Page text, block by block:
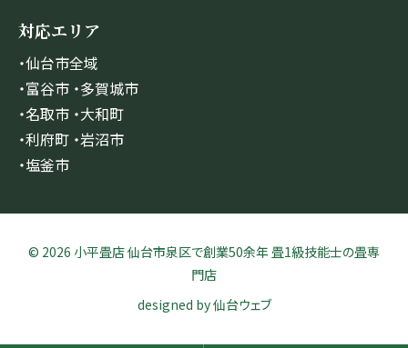
対応エリア
・仙台市全域
・富谷市 ・多賀城市
・名取市 ・大和町
・利府町 ・岩沼市
・塩釜市
© 2026 小平畳店 仙台市泉区で創業50余年 畳1級技能士の畳専
門店
designed by仙台ウェブ